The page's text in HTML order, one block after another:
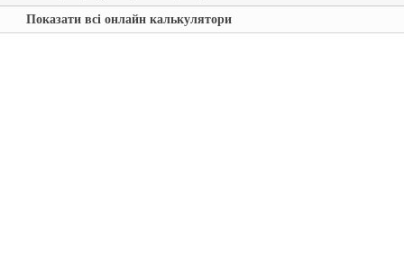
Показати всі онлайн калькулятори